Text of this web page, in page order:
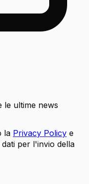
le ultime news
la Privacy Policy e
per l'invio della